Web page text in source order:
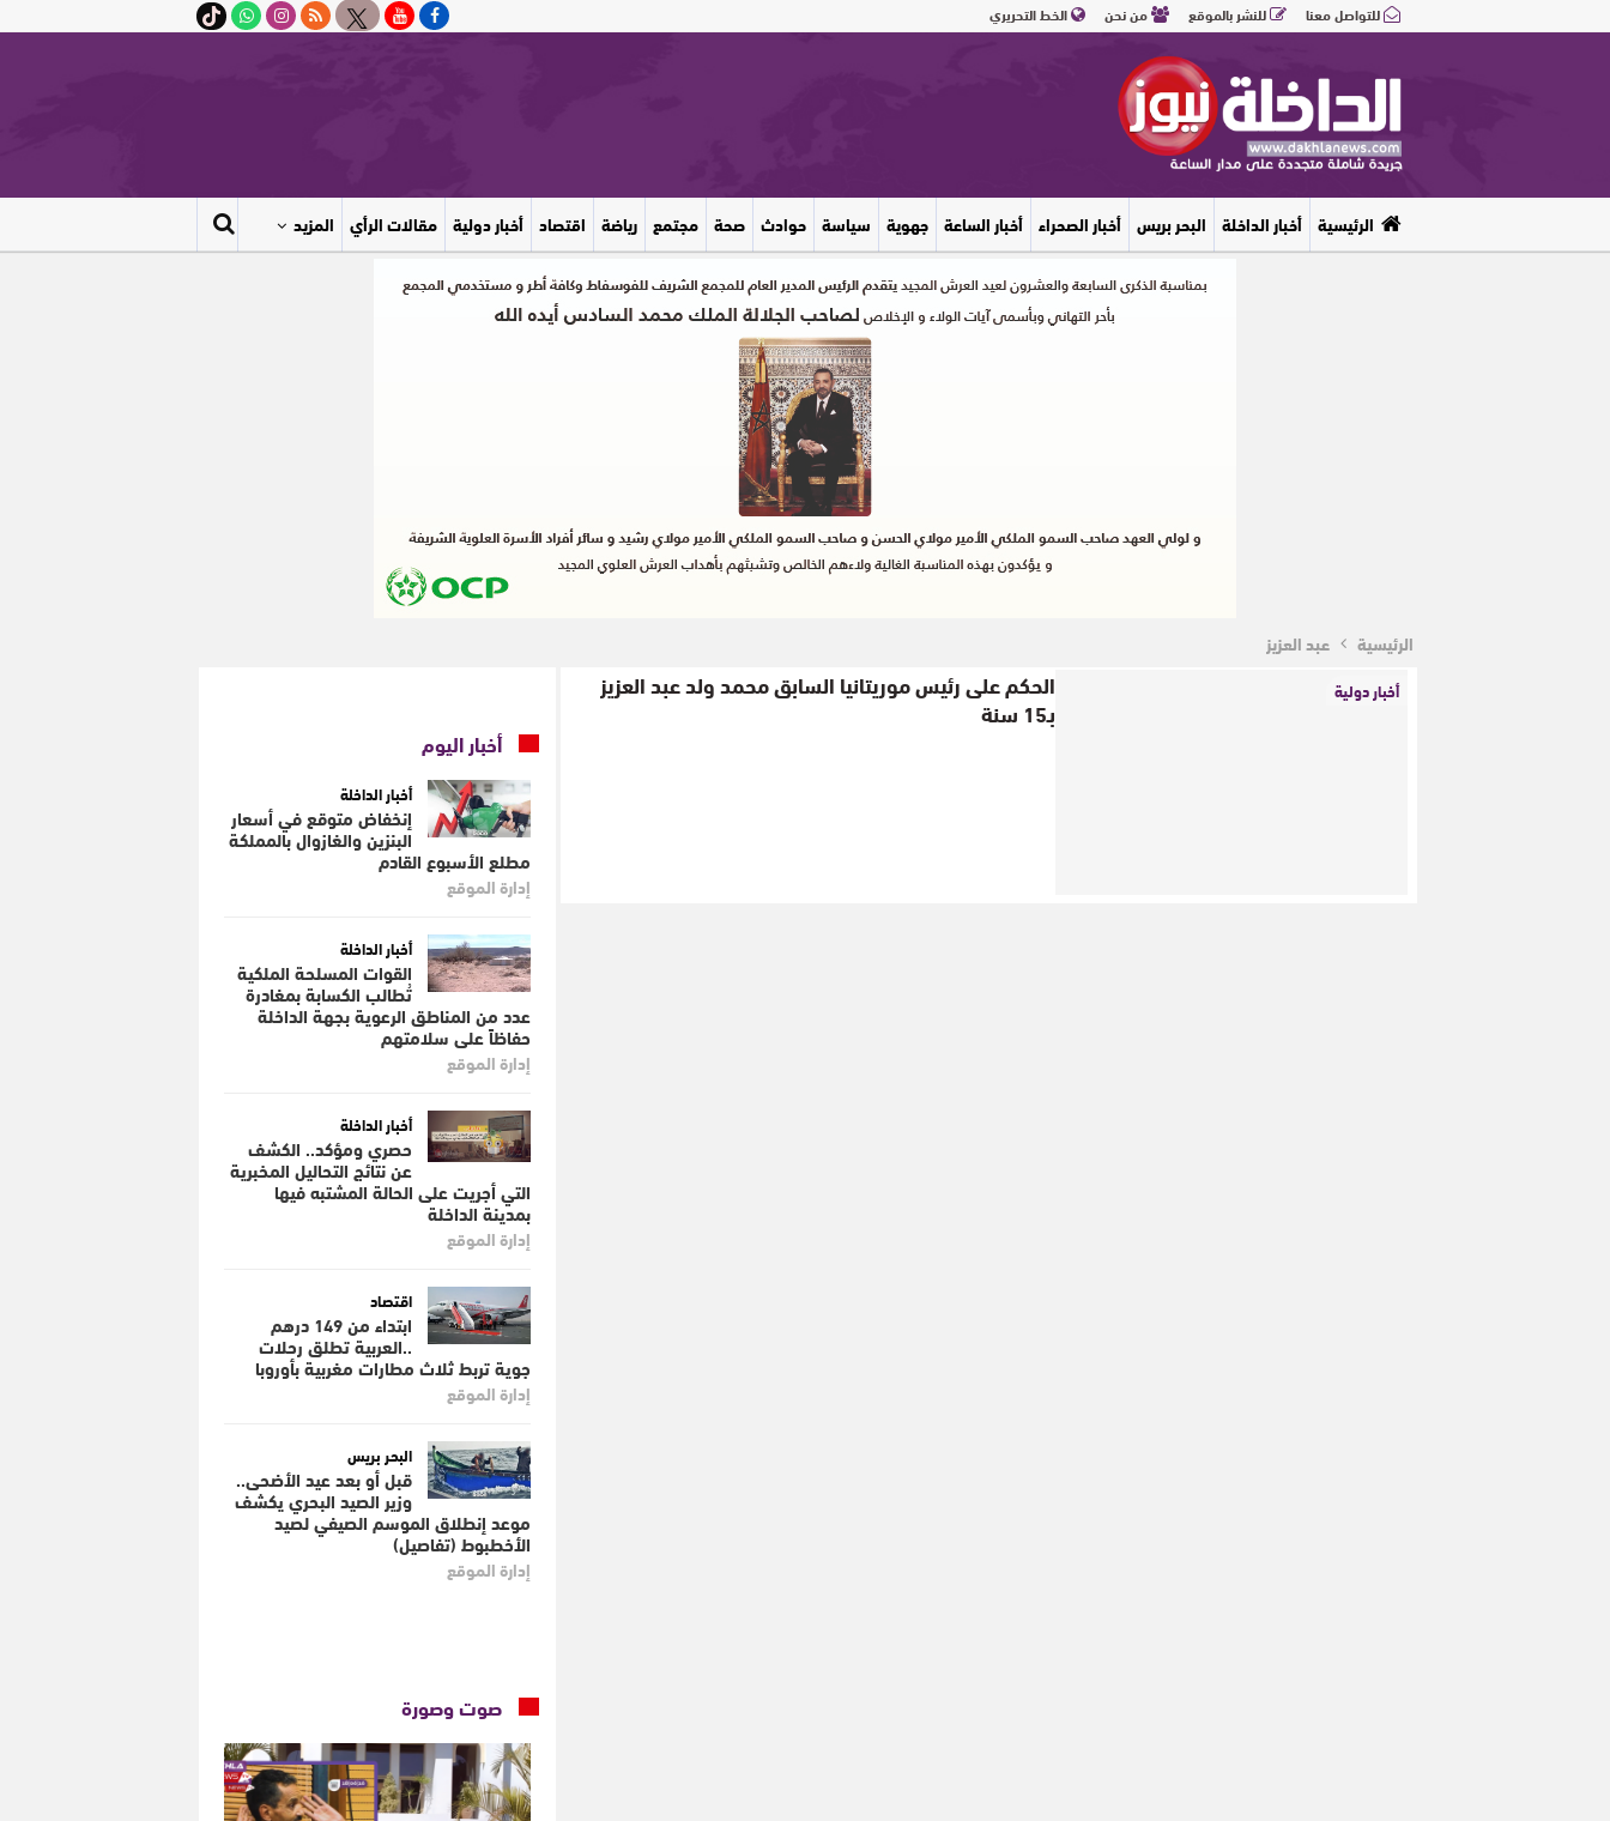
للتواصل معنا للنشر بالموقع من نحن الخط التحريري
الرئيسية أخبار الداخلة البحر بريس أخبار الصحراء أخبار الساعة جهوية سياسة حوادث صحة مجتمع رياضة اقتصاد أخبار دولية مقالات الرأي المزيد
الرئيسية عبد العزيز
أخبار دولية الحكم على رئيس موريتانيا السابق محمد ولد عبد العزيز
بـ15 سنة
أخبار اليوم
أخبار الداخلة
إنخفاض متوقع في أسعار
البنزين والغازوال بالمملكة
مطلع الأسبوع القادم
إدارة الموقع
أخبار الداخلة
القوات المسلحة الملكية
تُطالب الكسابة بمغادرة
عدد من المناطق الرعوية بجهة الداخلة
حفاظاً على سلامتهم
إدارة الموقع
أخبار الداخلة
حصري ومؤكد.. الكشف
عن نتائج التحاليل المخبرية
التي أجريت على الحالة المشتبه فيها
بمدينة الداخلة
إدارة الموقع
اقتصاد
ابتداء من 149 درهم
..العربية تطلق رحلات
جوية تربط ثلاث مطارات مغربية بأوروبا
إدارة الموقع
البحر بريس
قبل أو بعد عيد الأضحى..
وزير الصيد البحري يكشف
موعد إنطلاق الموسم الصيفي لصيد
الأخطبوط (تفاصيل)
إدارة الموقع
صوت وصورة